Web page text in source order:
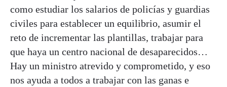
como estudiar los salarios de policías y guardias
civiles para establecer un equilibrio, asumir el
reto de incrementar las plantillas, trabajar para
que haya un centro nacional de desaparecidos…
Hay un ministro atrevido y comprometido, y eso
nos ayuda a todos a trabajar con las ganas e